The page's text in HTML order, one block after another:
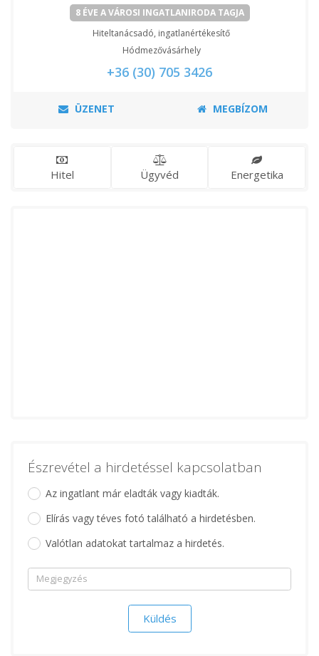
8 ÉVE A VÁROSI INGATLANIRODA TAGJA
Hiteltanácsadó, ingatlanértékesítő
Hódmezővásárhely
+36 (30) 705 3426
ÜZENET MEGBÍZOM
Hitel Ügyvéd Energetika
Észrevétel a hirdetéssel kapcsolatban
Az ingatlant már eladták vagy kiadták.
Elírás vagy téves fotó található a hirdetésben.
Valótlan adatokat tartalmaz a hirdetés.